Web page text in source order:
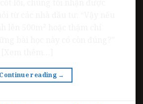
Continue reading →